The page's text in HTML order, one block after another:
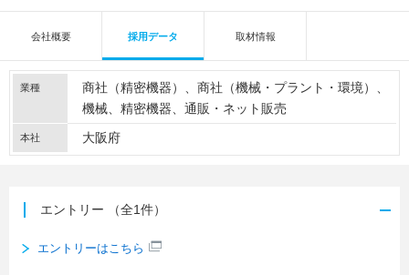
会社概要 採用データ 取材情報
業種 商社（精密機器）
商社（機械・プラント・環境）
機械
精密機器 通販・ネット販売
本社 大阪府
エントリー （全1件）
エントリーはこちら